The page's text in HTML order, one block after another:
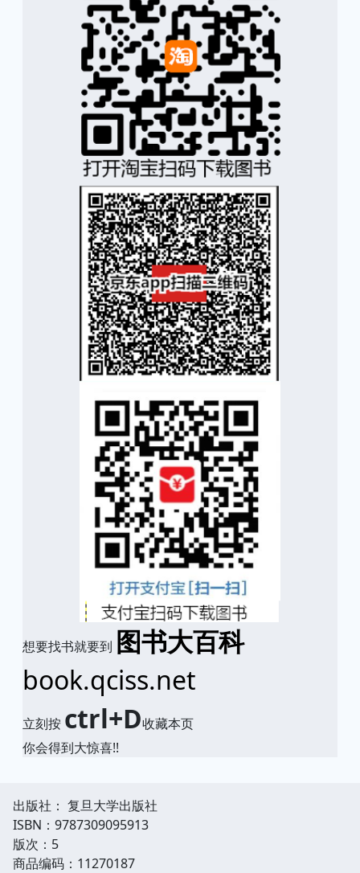
想要找书就要到 图书大百科
book.qciss.net
立刻按 ctrl+D收藏本页
你会得到大惊喜!!
出版社： 复旦大学出版社
ISBN：9787309095913
版次：5
商品编码：11270187